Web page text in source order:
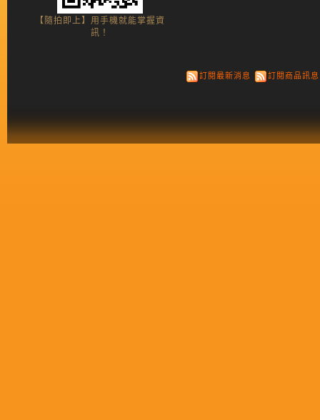
【隨拍即上】用手機就能掌握資
訊！
訂閱最新消息 訂閱商品訊息